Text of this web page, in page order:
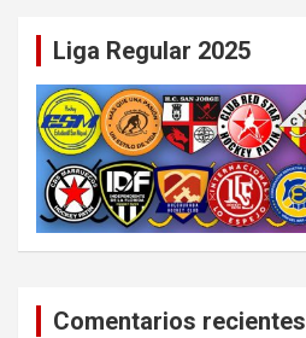
Liga Regular 2025
Comentarios recientes